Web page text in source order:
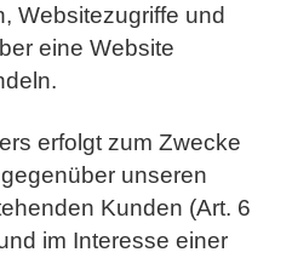
Websitezugriffe und
eine Website
erfolgt zum Zwecke
unseren
Kunden (Art. 6
im Interesse einer